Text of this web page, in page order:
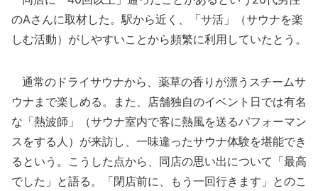
のAさんに取材した。駅から近く、「サ活」（サウナを楽
しむ活動）がしやすいことから頻繁に利用していたとう。
通常のドライサウナから、薬草の香りが漂うスチームサ
ウナまで楽しめる。また、店舗独自のイベント日では有名
な「熱波師」（サウナ室内で客に熱風を送るパフォーマン
スをする人）が来訪し、一味違ったサウナ体験を堪能でき
るという。こうした点から、同店の思い出について「最高
でした」と語る。「閉店前に、もう一回行きます」とのこ